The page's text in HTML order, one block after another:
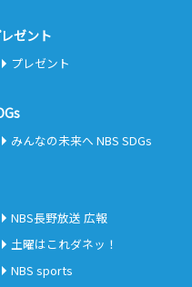
ゼント
プレゼント
みんなの未来へ NBS SDGs
NBS長野放送 広報
土曜はこれダネッ！
NBS sports